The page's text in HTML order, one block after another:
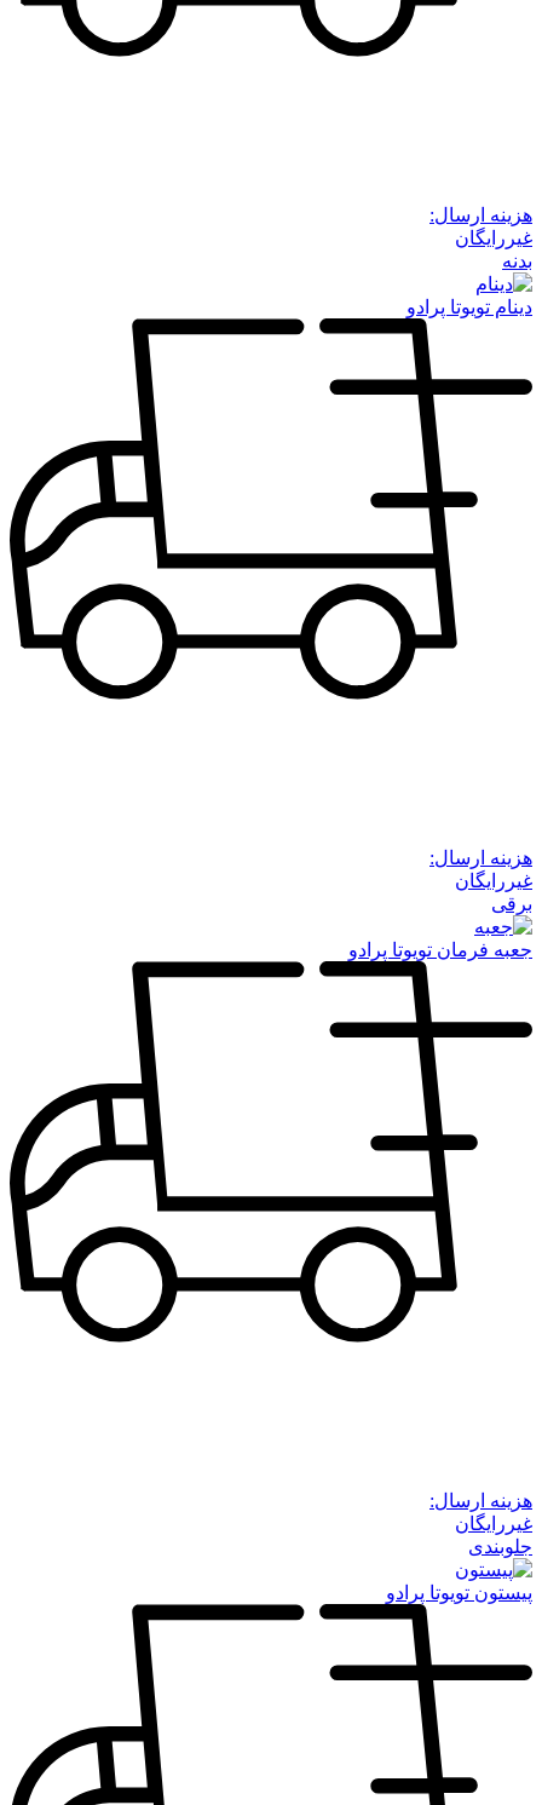
هزینه ارسال:
غیررایگان
بدنه
دینام تویوتا پرادو
هزینه ارسال:
غیررایگان
برقی
جعبه فرمان تویوتا پرادو
هزینه ارسال:
غیررایگان
جلوبندی
پیستون تویوتا پرادو